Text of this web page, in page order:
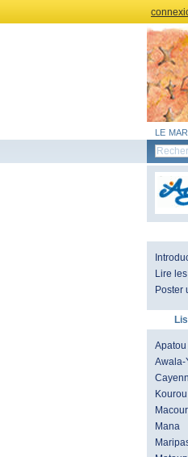
le
Lire
Poster
Apatou
Awala-
Kourou
Mana